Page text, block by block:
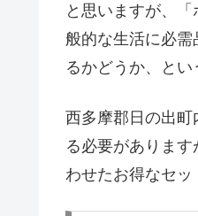
と思いますが、
般的な生活に必
るかどうか、とい
西多摩郡日の出町
る必要がありま
わせたお得なセッ